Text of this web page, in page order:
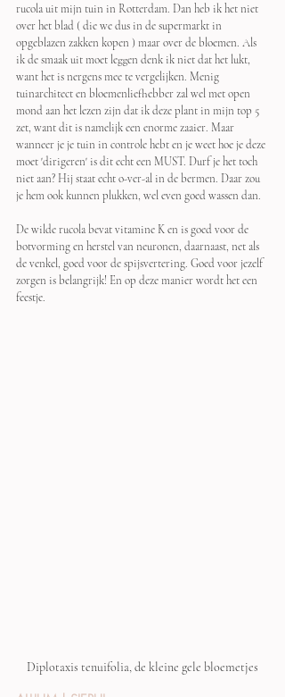
rucola uit mijn tuin in Rotterdam. Dan heb ik het niet
over het blad ( die we dus in de supermarkt in
opgeblazen zakken kopen ) maar over de bloemen. Als
ik de smaak uit moet leggen denk ik niet dat het lukt,
want het is nergens mee te vergelijken. Menig
tuinarchitect en bloemenliefhebber zal wel met open
mond aan het lezen zijn dat ik deze plant in mijn top 5
zet, want dit is namelijk een enorme zaaier. Maar
wanneer je je tuin in controle hebt en je weet hoe je deze
moet 'dirigeren' is dit echt een MUST. Durf je het toch
niet aan? Hij staat echt o-ver-al in de bermen. Daar zou
je hem ook kunnen plukken, wel even goed wassen dan.
De wilde rucola bevat vitamine K en is goed voor de
botvorming en herstel van neuronen, daarnaast, net als
de venkel, goed voor de spijsvertering. Goed voor jezelf
zorgen is belangrijk! En op deze manier wordt het een
feestje.
Diplotaxis tenuifolia, de kleine gele bloemetjes